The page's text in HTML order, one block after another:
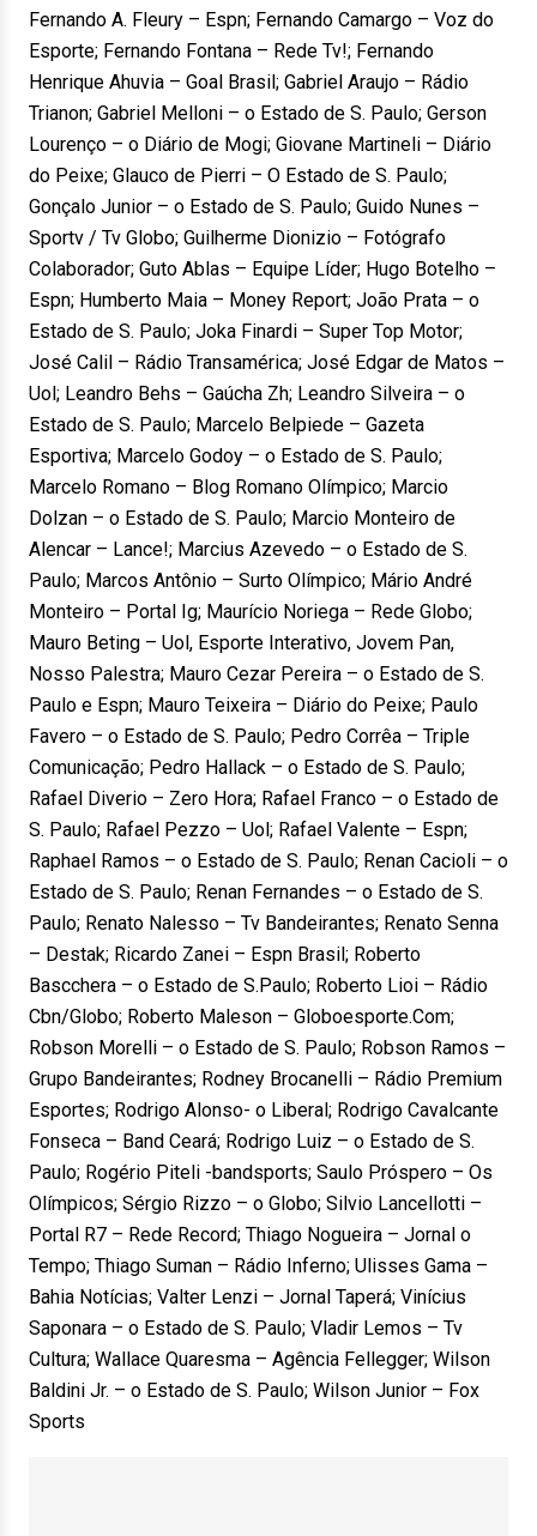
Fernando A. Fleury – Espn; Fernando Camargo – Voz do
Esporte; Fernando Fontana – Rede Tv!; Fernando
Henrique Ahuvia – Goal Brasil; Gabriel Araujo – Rádio
Trianon; Gabriel Melloni – o Estado de S. Paulo; Gerson
Lourenço – o Diário de Mogi; Giovane Martineli – Diário
do Peixe; Glauco de Pierri – O Estado de S. Paulo;
Gonçalo Junior – o Estado de S. Paulo; Guido Nunes –
Sportv / Tv Globo; Guilherme Dionizio – Fotógrafo
Colaborador; Guto Ablas – Equipe Líder; Hugo Botelho –
Espn; Humberto Maia – Money Report; João Prata – o
Estado de S. Paulo; Joka Finardi – Super Top Motor;
José Calil – Rádio Transamérica; José Edgar de Matos –
Uol; Leandro Behs – Gaúcha Zh; Leandro Silveira – o
Estado de S. Paulo; Marcelo Belpiede – Gazeta
Esportiva; Marcelo Godoy – o Estado de S. Paulo;
Marcelo Romano – Blog Romano Olímpico; Marcio
Dolzan – o Estado de S. Paulo; Marcio Monteiro de
Alencar – Lance!; Marcius Azevedo – o Estado de S.
Paulo; Marcos Antônio – Surto Olímpico; Mário André
Monteiro – Portal Ig; Maurício Noriega – Rede Globo;
Mauro Beting – Uol, Esporte Interativo, Jovem Pan,
Nosso Palestra; Mauro Cezar Pereira – o Estado de S.
Paulo e Espn; Mauro Teixeira – Diário do Peixe; Paulo
Favero – o Estado de S. Paulo; Pedro Corrêa – Triple
Comunicação; Pedro Hallack – o Estado de S. Paulo;
Rafael Diverio – Zero Hora; Rafael Franco – o Estado de
S. Paulo; Rafael Pezzo – Uol; Rafael Valente – Espn;
Raphael Ramos – o Estado de S. Paulo; Renan Cacioli – o
Estado de S. Paulo; Renan Fernandes – o Estado de S.
Paulo; Renato Nalesso – Tv Bandeirantes; Renato Senna
– Destak; Ricardo Zanei – Espn Brasil; Roberto
Bascchera – o Estado de S.Paulo; Roberto Lioi – Rádio
Cbn/Globo; Roberto Maleson – Globoesporte.Com;
Robson Morelli – o Estado de S. Paulo; Robson Ramos –
Grupo Bandeirantes; Rodney Brocanelli – Rádio Premium
Esportes; Rodrigo Alonso- o Liberal; Rodrigo Cavalcante
Fonseca – Band Ceará; Rodrigo Luiz – o Estado de S.
Paulo; Rogério Piteli -bandsports; Saulo Próspero – Os
Olímpicos; Sérgio Rizzo – o Globo; Silvio Lancellotti –
Portal R7 – Rede Record; Thiago Nogueira – Jornal o
Tempo; Thiago Suman – Rádio Inferno; Ulisses Gama –
Bahia Notícias; Valter Lenzi – Jornal Taperá; Vinícius
Saponara – o Estado de S. Paulo; Vladir Lemos – Tv
Cultura; Wallace Quaresma – Agência Fellegger; Wilson
Baldini Jr. – o Estado de S. Paulo; Wilson Junior – Fox
Sports